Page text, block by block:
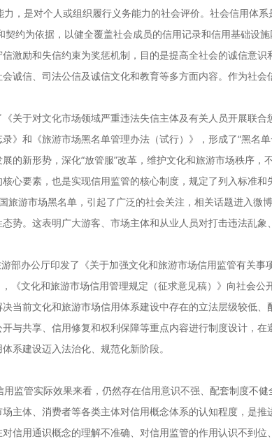
，是对个人或组织履行义务能力的社会评价。社会信用体
约为依据，以健全覆盖社会成员的信用记录和信用基础设
激励和失信约束为奖惩机制，目的是提高全社会的诚信意
诚信、司法公信及诚信文化和教育等多方面内容。作为社
关于对文化市场领域严重违法失信主体及有关人员开展联
》和《旅游市场黑名单管理办法（试行）》，形成了“黑名
的新形势，深化“放管服”改革，维护文化和旅游市场秩序，
心要素，也是实现信用监管的核心制度，规定了列入标准
游市场黑名单，引起了广泛的社会关注，相关话题进入微
势。这表明广大游客、市场主体和从业人员对打击违法乱
部办公厅印发了《关于加强文化和旅游市场信用监管有关
《文化和旅游市场信用管理规定（征求意见稿）》向社会
当前文化和旅游市场信用体系建设中存在的立法层级较低
与共享、信用修复和权利保障等重点内容进行制度设计，
系建设迈入法治化、规范化新阶段。
监管实际效果来看，仍然存在信用意识不强、配套制度不健
主体、消费者等各类主体对信用概念体系的认知程度，是
信用通识概念的理解不准确、对信用监管的作用认识不到位